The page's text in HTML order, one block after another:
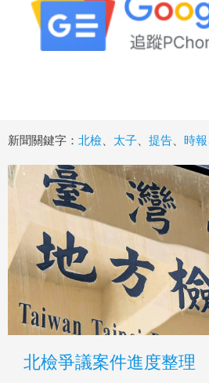
新聞關鍵字： 北檢 太子 提告 時報
北檢爭議案件進度整理